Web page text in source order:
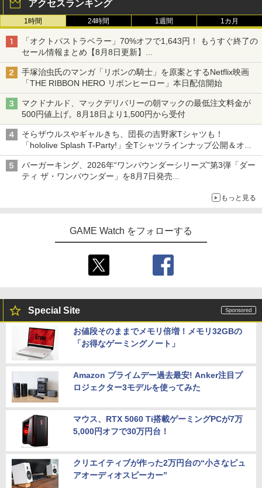
アクセスランキング
1時間 24時間 1週間 1カ月
「オクトパストラベラー」70%オフで1,643円！ もうすぐ終了の
セール情報まとめ【8月8日更新】
ニンテンドーeショップでは「大神 絶景版」が67%オフで990円
手塚治虫氏のマンガ「リボンの騎士」を原案とするNetflix映画
「THE RIBBON HERO リボンヒーロー」本日配信開始
マクドナルド、マックデリバリーの朝マックの最低注文料金が
500円値上げ。8月18日より1,500円から受付
そらザウルスやギャルきち、団長の吉野家Tシャツも！
「hololive Splash T-Party!」全Tシャツラインナップ公開＆オン
ライン販売開始
バーガーキング、2026年“ワンパウンダーシリーズ”第3弾「ダー
ティ ザ・ワンパウンダー」を8月7日発売
もっと見る
GAME Watch をフォローする
Special Site
お値段そのままでメモリ倍増！メモリ32GBの
「お得なゲーミングノート」
Amazon プライムデー過去最安! Anker注目プ
ロジェクター3モデルを使ってみた
マウス、RTX 5060 Ti搭載ゲーミングPCが7万
5,000円オフで30万円台！
クリエイティブが作った2万円台の“小さなピュ
アオーディオスピーカー”